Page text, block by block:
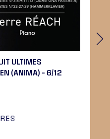
ULTIMES
(ANIMA) – 6/12